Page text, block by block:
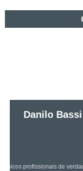
Os caras são